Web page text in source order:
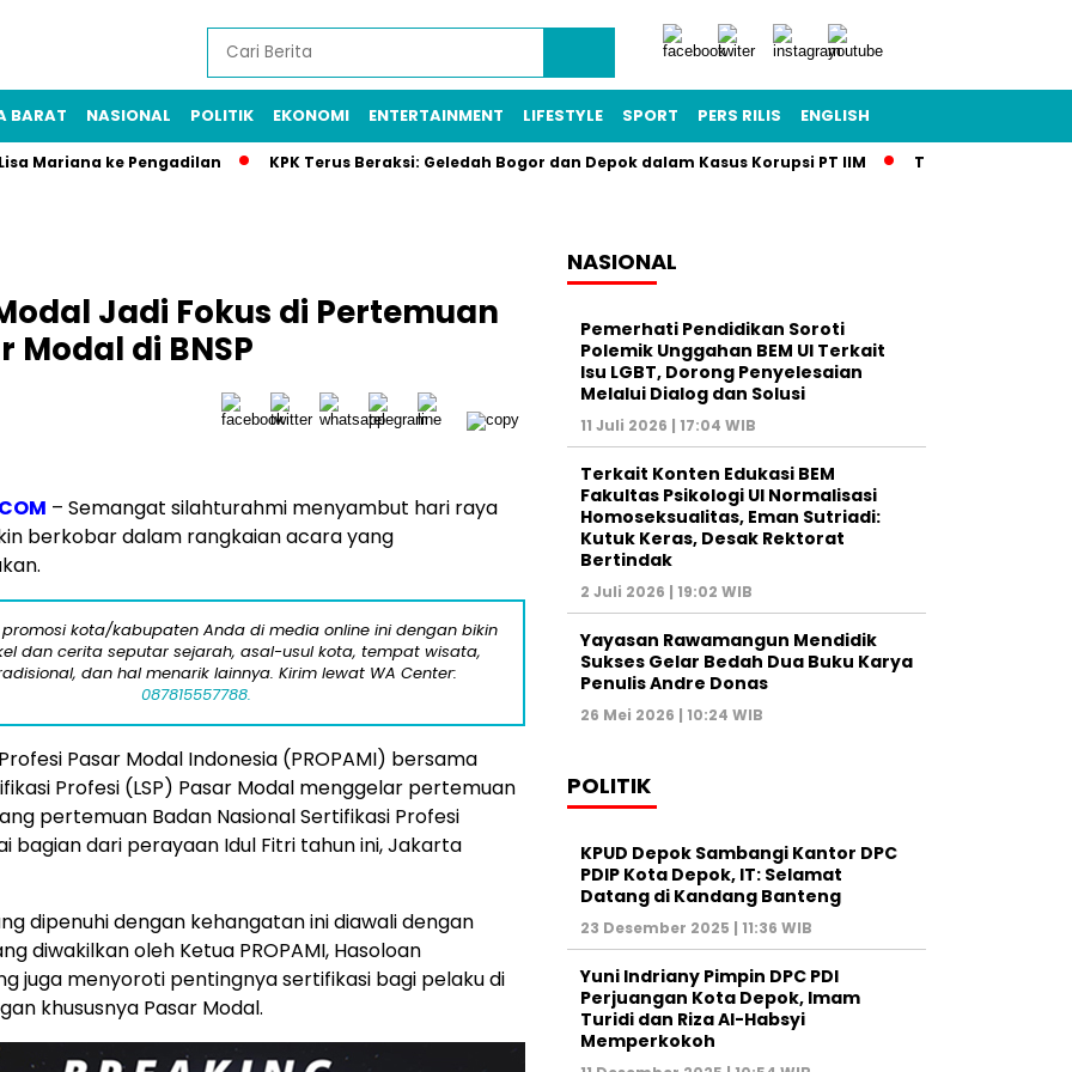
BARAT NASIONAL POLITIK EKONOMI ENTERTAINMENT LIFESTYLE SPORT PERS RILIS ENGLISH
Mariana ke Pengadilan KPK Terus Beraksi: Geledah Bogor dan Depok dalam Kasus Korupsi PT IIM Terkuak! Skandal
Jadi Fokus di Pertemuan
Modal di BNSP
– Semangat silahturahmi menyambut hari raya
berkobar dalam rangkaian acara yang
promosi kota/kabupaten Anda di media online ini dengan bikin
dan cerita seputar sejarah, asal-usul kota, tempat wisata,
dan hal menarik lainnya. Kirim lewat WA Center:
087815557788.
Pasar Modal Indonesia (PROPAMI) bersama
Profesi (LSP) Pasar Modal menggelar pertemuan
pertemuan Badan Nasional Sertifikasi Profesi
bagian dari perayaan Idul Fitri tahun ini, Jakarta
dipenuhi dengan kehangatan ini diawali dengan
diwakilkan oleh Ketua PROPAMI, Hasoloan
juga menyoroti pentingnya sertifikasi bagi pelaku di
khususnya Pasar Modal.
NASIONAL
Pemerhati Pendidikan Soroti
Polemik Unggahan BEM UI Terkait
Isu LGBT, Dorong Penyelesaian
Melalui Dialog dan Solusi
11 Juli 2026 | 17:04 WIB
Terkait Konten Edukasi BEM
Fakultas Psikologi UI Normalisasi
Homoseksualitas, Eman Sutriadi:
Kutuk Keras, Desak Rektorat
Bertindak
2 Juli 2026 | 19:02 WIB
Yayasan Rawamangun Mendidik
Sukses Gelar Bedah Dua Buku Karya
Penulis Andre Donas
26 Mei 2026 | 10:24 WIB
POLITIK
KPUD Depok Sambangi Kantor DPC
PDIP Kota Depok, IT: Selamat
Datang di Kandang Banteng
23 Desember 2025 | 11:36 WIB
Yuni Indriany Pimpin DPC PDI
Perjuangan Kota Depok, Imam
Turidi dan Riza Al-Habsyi
Memperkokoh